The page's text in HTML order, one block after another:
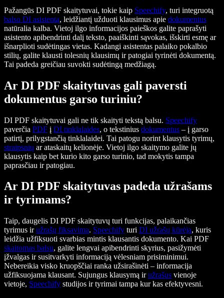
Pažangūs DI PDF skaitytuvai, tokie kaip Speechify, turi integruotą
balso DI asistentą, leidžiantį užduoti klausimus apie dokumentus
natūralia kalba. Vietoj ilgo informacijos paieškos galite paprašyti
asistento apibendrinti dalį teksto, paaiškinti sąvokas, išskirti esmę ar
išnarplioti sudėtingas vietas. Kadangi asistentas palaiko pokalbio
stilių, galite klausti tolesnių klausimų ir patogiai tyrinėti dokumentą.
Tai padeda greičiau suvokti sudėtingą medžiagą.
Ar DI PDF skaitytuvas gali paversti
dokumentus garso turiniu?
DI PDF skaitytuvai gali ne tik skaityti tekstą balsu. Speechify
paverčia PDF į DI tinklalaides, o tekstinius dokumentus – į garso
patirtį, prilygstančią tinklalaidei. Tai patogu norint klausytis tyrimų,
straipsnių ar ataskaitų kelionėje. Vietoj ilgo skaitymo galite jų
klausytis kaip bet kurio kito garso turinio, tad mokytis tampa
paprasčiau ir patogiau.
Ar DI PDF skaitytuvas padeda užrašams
ir tyrimams?
Taip, daugelis DI PDF skaitytuvų turi funkcijas, palaikančias
tyrimus iružrašų fiksavimą. Speechify turi DI užrašų kūrėją, kuris
leidžia užfiksuoti svarbias mintis klausantis dokumento. Kai PDF
skaitomas balsu, galite lengvai apibendrinti skyrius, pasižymėti
įžvalgas ir susitvarkyti informaciją vėlesniam prisiminimui.
Nebereikia visko kruopščiai ranka užsirašinėti – informacija
užfiksuojama klausant. Sujungus klausymą iružrašus vienoje
vietoje, Speechify studijos ir tyrimai tampa kur kas efektyvesni.